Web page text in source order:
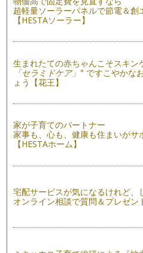
超軽量ソーラーパネルで節電＆創
【HESTAソーラー】
生まれたての赤ちゃんこそスキン
「セラミドケア」※ ですこやかな
ょう【花王】
家が子育てのパートナー
家事も、心も、健康も住まいがサ
【HESTAホーム】
宅配サービスが気になるけれど、
オンライン相談で質問＆プレゼン